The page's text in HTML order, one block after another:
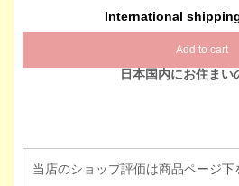
International
Add to cart
日本国内にお住まい
当店のショップ評価は商品ページ下